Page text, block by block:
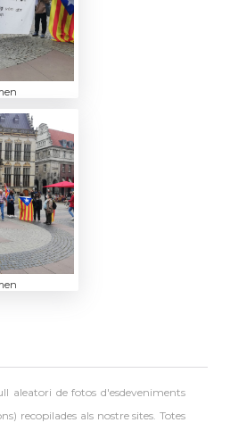
aleatori defotos d'esdeveniments
recopilades als nostre sites. Totes